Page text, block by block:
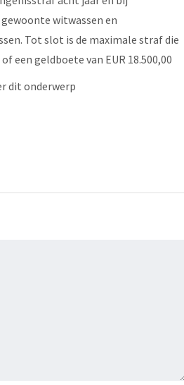
witwassen en
Tot slot is de maximale straf die
een geldboete van EUR 18.500,00
dit onderwerp